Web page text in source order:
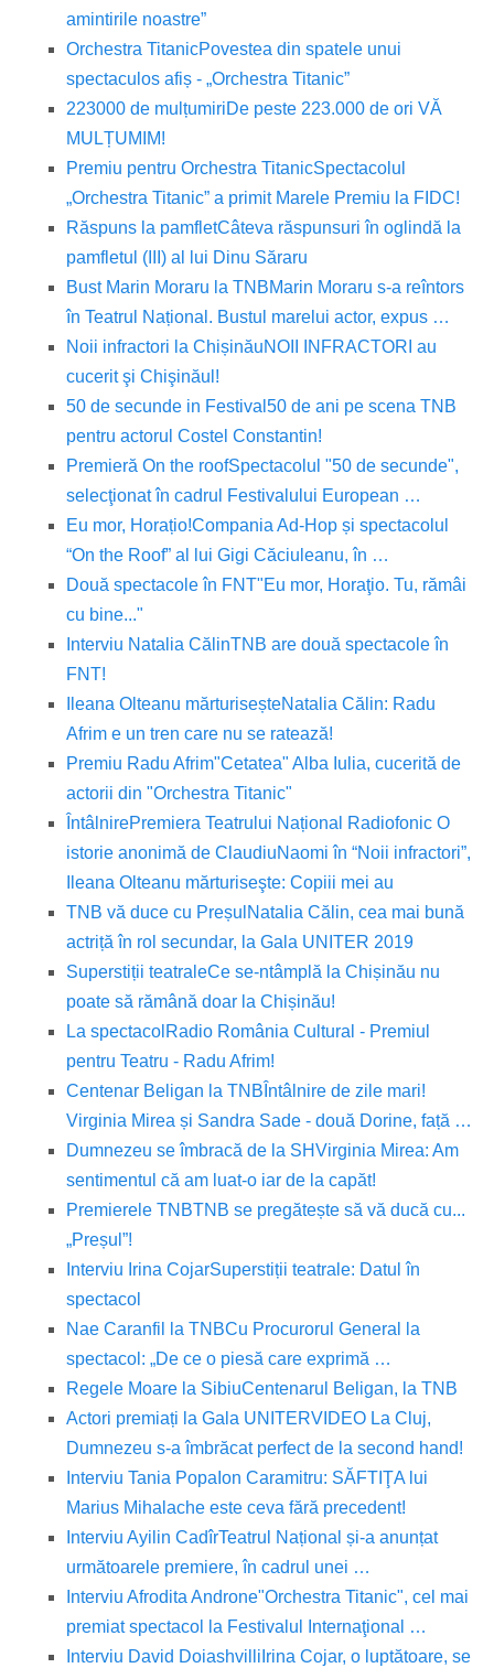
amintirile noastre”
Orchestra TitanicPovestea din spatele unui
spectaculos afiș - „Orchestra Titanic”
223000 de mulțumiriDe peste 223.000 de ori VĂ
MULȚUMIM!
Premiu pentru Orchestra TitanicSpectacolul
„Orchestra Titanic” a primit Marele Premiu la FIDC!
Răspuns la pamfletCâteva răspunsuri în oglindă la
pamfletul (III) al lui Dinu Săraru
Bust Marin Moraru la TNBMarin Moraru s-a reîntors
în Teatrul Național. Bustul marelui actor, expus …
Noii infractori la ChișinăuNOII INFRACTORI au
cucerit şi Chişinăul!
50 de secunde in Festival 50 de ani pe scena TNB
pentru actorul Costel Constantin!
Premieră On the roofSpectacolul "50 de secunde",
selecţionat în cadrul Festivalului European …
Eu mor, Horațio!Compania Ad-Hop și spectacolul
“On the Roof” al lui Gigi Căciuleanu, în …
Două spectacole în FNT"Eu mor, Horaţio. Tu, rămâi
cu bine..."
Interviu Natalia CălinTNB are două spectacole în
FNT!
Ileana Olteanu mărturiseșteNatalia Călin: Radu
Afrim e un tren care nu se ratează!
Premiu Radu Afrim"Cetatea" Alba Iulia, cucerită de
actorii din "Orchestra Titanic"
ÎntâlnirePremiera Teatrului Național Radiofonic O
istorie anonimă de ClaudiuNaomi în “Noii infractori”,
Ileana Olteanu mărturiseşte: Copiii mei au
TNB vă duce cu Preșul Natalia Călin, cea mai bună
actriță în rol secundar, la Gala UNITER 2019
Superstiții teatraleCe se-ntâmplă la Chișinău nu
poate să rămână doar la Chișinău!
La spectacol Radio România Cultural - Premiul
pentru Teatru - Radu Afrim!
Centenar Beligan la TNB Întâlnire de zile mari!
Virginia Mirea și Sandra Sade - două Dorine, față …
Dumnezeu se îmbracă de la SHVirginia Mirea: Am
sentimentul că am luat-o iar de la capăt!
Premierele TNBTNB se pregătește să vă ducă cu...
„Preșul”!
Interviu Irina CojarSuperstiții teatrale: Datul în
spectacol
Nae Caranfil la TNBCu Procurorul General la
spectacol: „De ce o piesă care exprimă …
Regele Moare la SibiuCentenarul Beligan, la TNB
Actori premiați la Gala UNITERVIDEO La Cluj,
Dumnezeu s-a îmbrăcat perfect de la second hand!
Interviu Tania Popa Ion Caramitru: SĂFTIŢA lui
Marius Mihalache este ceva fără precedent!
Interviu Ayilin CadîrTeatrul Național și-a anunțat
următoarele premiere, în cadrul unei …
Interviu Afrodita Androne"Orchestra Titanic", cel mai
premiat spectacol la Festivalul Internaţional …
Interviu David Doiashvilli Irina Cojar, o luptătoare, se